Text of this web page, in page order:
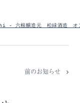
- 六根醸造元　松緑酒造　
前のお知らせ